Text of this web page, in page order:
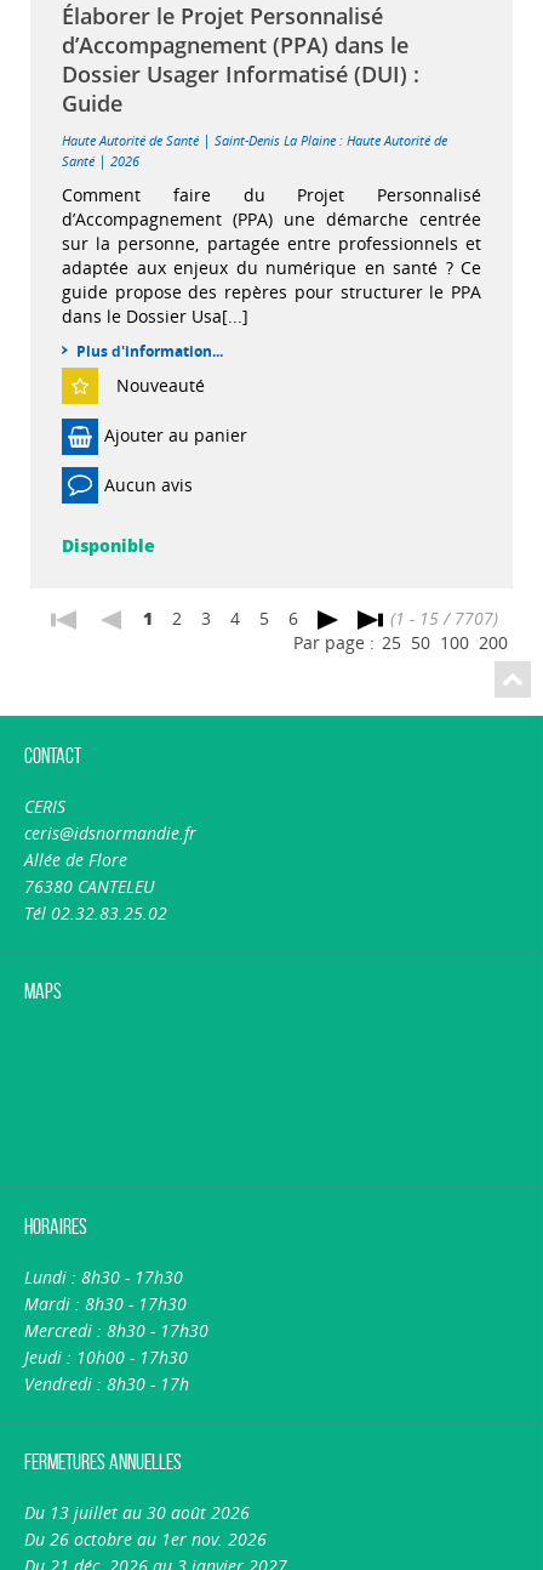
Élaborer le Projet Personnalisé
d’Accompagnement (PPA) dans le
Dossier Usager Informatisé (DUI) :
Guide
Haute Autorité de Santé | Saint-Denis La Plaine : Haute Autorité de
Santé | 2026
Comment faire du Projet Personnalisé
d’Accompagnement (PPA) une démarche centrée
sur la personne, partagée entre professionnels et
adaptée aux enjeux du numérique en santé ? Ce
guide propose des repères pour structurer le PPA
dans le Dossier Usa[...]
Plus d'information...
Nouveauté
Ajouter au panier
Aucun avis
Disponible
1 2 3 4 5 6
(1 - 15 / 7707)
Par page : 25 50 100 200
Contact
CERIS
ceris@idsnormandie.fr
Allée de Flore
76380 CANTELEU
Tél 02.32.83.25.02
Maps
Horaires
Lundi : 8h30 - 17h30
Mardi : 8h30 - 17h30
Mercredi : 8h30 - 17h30
Jeudi : 10h00 - 17h30
Vendredi : 8h30 - 17h
Fermetures annuelles
Du 13 juillet au 30 août 2026
Du 26 octobre au 1er nov. 2026
Du 21 déc. 2026 au 3 janvier 2027